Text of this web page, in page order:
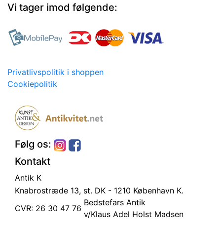
Vi tager imod følgende:
Privatlivspolitik i shoppen
Cookiepolitik
Følg os:
Kontakt
Antik K
Knabrostræde 13, st. DK - 1210 København K.
CVR: 26 30 47 76
Bedstefars Antik
v/Klaus Adel Holst Madsen